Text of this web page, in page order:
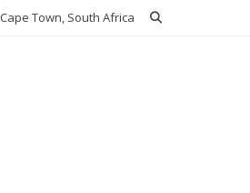
Cape Town, South Africa